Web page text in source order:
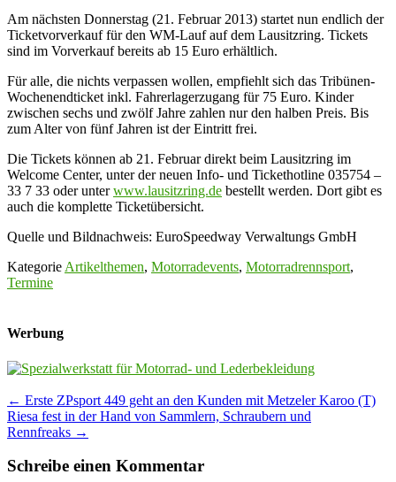
Am nächsten Donnerstag (21. Februar 2013) startet nun endlich der
Ticketvorverkauf für den WM-Lauf auf dem Lausitzring. Tickets
sind im Vorverkauf bereits ab 15 Euro erhältlich.
Für alle, die nichts verpassen wollen, empfiehlt sich das Tribünen-
Wochenendticket inkl. Fahrerlagerzugang für 75 Euro. Kinder
zwischen sechs und zwölf Jahre zahlen nur den halben Preis. Bis
zum Alter von fünf Jahren ist der Eintritt frei.
Die Tickets können ab 21. Februar direkt beim Lausitzring im
Welcome Center, unter der neuen Info- und Tickethotline 035754 –
33 7 33 oder unterwww.lausitzring.de bestellt werden. Dort gibt es
auch die komplette Ticketübersicht.
Quelle und Bildnachweis: EuroSpeedway Verwaltungs GmbH
Kategorie Artikelthemen, Motorradevents, Motorradrennsport,
Termine
Werbung
Post
navigation
← Erste ZPsport 449 geht an den Kunden mit Metzeler Karoo (T)
Riesa fest in der Hand von Sammlern, Schraubern und
Rennfreaks →
Schreibe einen Kommentar